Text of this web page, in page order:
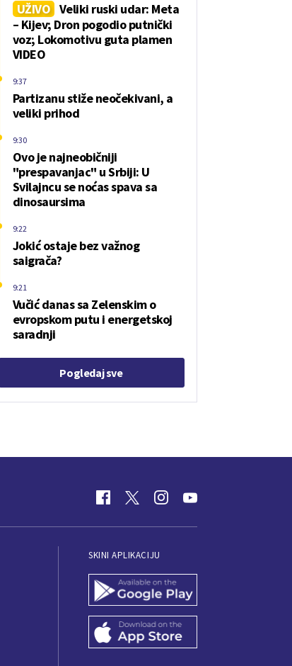
UŽIVO Veliki ruski udar: Meta
– Kijev; Dron pogodio putnički
voz; Lokomotivu guta plamen
VIDEO
Partizanu stiže neočekivani, a
veliki prihod
9:37
Ovo je najneobičniji
"prespavanjac" u Srbiji: U
Svilajncu se noćas spava sa
dinosaursima
9:30
Jokić ostaje bez važnog
saigrača?
9:22
Vučić danas sa Zelenskim o
evropskom putu i energetskoj
saradnji
9:21
Pogledaj sve
SKINI APLIKACIJU